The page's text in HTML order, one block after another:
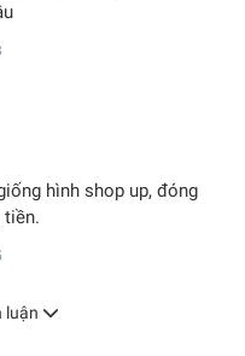
hình shop up, đóng
tiền.
luận